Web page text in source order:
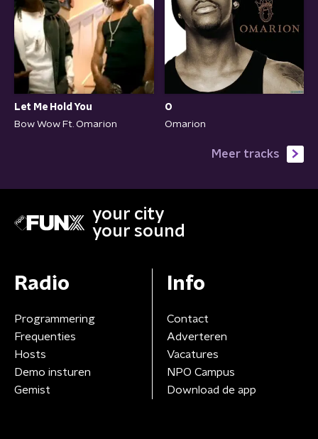
Let Me Hold You
Bow Wow Ft. Omarion
O
Omarion
Meer tracks
your city
your sound
Radio
Programmering
Frequenties
Hosts
Demo insturen
Gemist
Info
Contact
Adverteren
Vacatures
NPO Campus
Download de app